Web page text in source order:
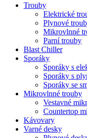
Trouby
Elektrické
Plynové
Mikrovlnné
Parní trouby
Blast Chiller
Sporáky
Sporáky s
Sporáky s
Sporáky se
Mikrovlnné trouby
Vestavné
Countertop
Kávovary
Varné desky